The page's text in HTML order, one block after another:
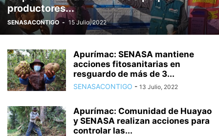
productores...
SENASACONTIGO - 15 Julio, 2022
Apurímac: SENASA mantiene
acciones fitosanitarias en
resguardo de más de 3...
SENASACONTIGO - 13 Julio, 2022
Apurímac: Comunidad de Huayao
y SENASA realizan acciones para
controlar las...